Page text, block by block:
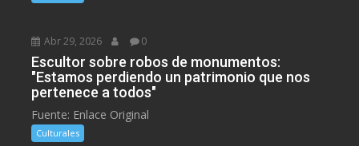
Abr 29, 2026 0
Escultor sobre robos de monumentos:
"Estamos perdiendo un patrimonio que nos
pertenece a todos"
Fuente: Enlace Original
Culturales